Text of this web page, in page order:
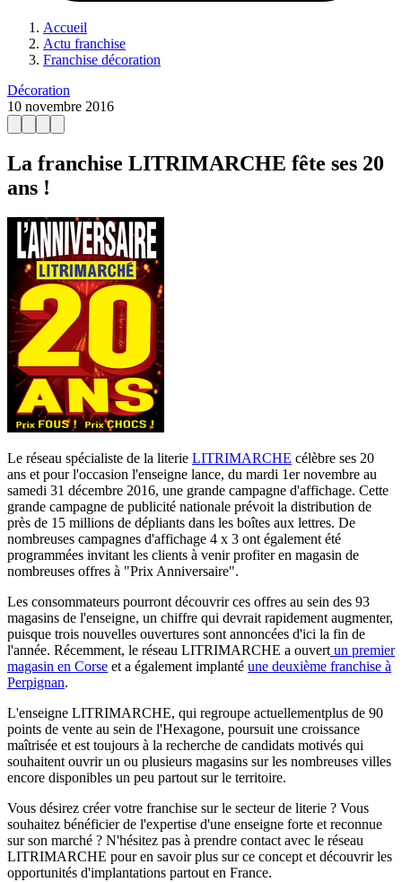
Accueil
Actu franchise
Franchise décoration
Décoration
10 novembre 2016
La franchise LITRIMARCHE fête ses 20
ans !
Le réseau spécialiste de la literie LITRIMARCHE célèbre ses 20
ans et pour l'occasion l'enseigne lance, du mardi 1er novembre au
samedi 31 décembre 2016, une grande campagne d'affichage. Cette
grande campagne de publicité nationale prévoit la distribution de
près de 15 millions de dépliants dans les boîtes aux lettres. De
nombreuses campagnes d'affichage 4 x 3 ont également été
programmées invitant les clients à venir profiter en magasin de
nombreuses offres à "Prix Anniversaire".
Les consommateurs pourront découvrir ces offres au sein des 93
magasins de l'enseigne, un chiffre qui devrait rapidement augmenter,
puisque trois nouvelles ouvertures sont annoncées d'ici la fin de
l'année. Récemment, le réseau LITRIMARCHE a ouvertun premier
magasin en Corse et a également implanté une deuxième franchise à
Perpignan.
L'enseigne LITRIMARCHE, qui regroupe actuellementplus de 90
points de vente au sein de l'Hexagone, poursuit une croissance
maîtrisée et est toujours à la recherche de candidats motivés qui
souhaitent ouvrir un ou plusieurs magasins sur les nombreuses villes
encore disponibles un peu partout sur le territoire.
Vous désirez créer votre franchise sur le secteur de literie ? Vous
souhaitez bénéficier de l'expertise d'une enseigne forte et reconnue
sur son marché ? N'hésitez pas à prendre contact avec le réseau
LITRIMARCHE pour en savoir plus sur ce concept et découvrir les
opportunités d'implantations partout en France.